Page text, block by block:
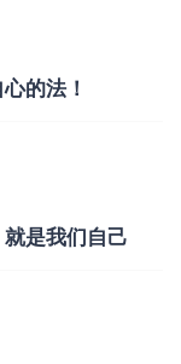
的法！
是我们自己